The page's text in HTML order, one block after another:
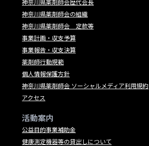
神奈川県薬剤師会歴代会長
神奈川県薬剤師会の組織
神奈川県薬剤師会 定款等
事業計画・収支予算
事業報告・収支決算
薬剤師行動規範
個人情報保護方針
神奈川県薬剤師会 ソーシャルメディア利用規約
アクセス
活動案内
公益目的事業補助金
健康測定機器等の貸出しについて